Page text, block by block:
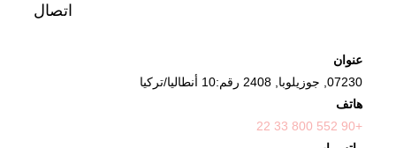
اتصال
عنوان
07230, جوزيلوبا, 2408 رقم:10 أنطاليا/تركيا
هاتف
+90 552 800 33 22